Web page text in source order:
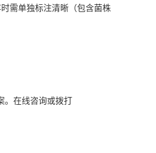
需单独标注清晰（包含菌株
。在线咨询或拨打